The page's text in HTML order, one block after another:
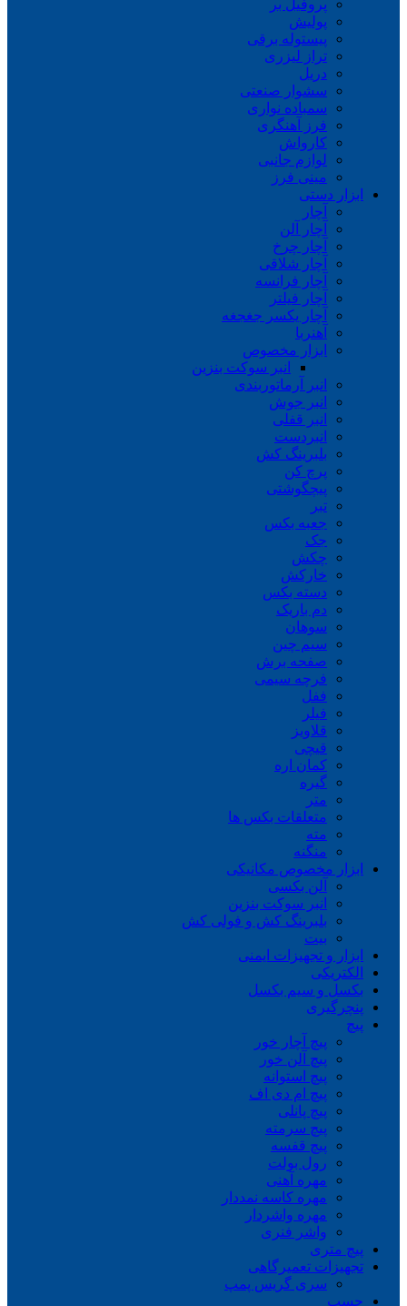
پروفیل بر
پولیش
پیستوله برقی
تراز لیزری
دریل
سشوار صنعتی
سمباده نواری
فرز آهنگری
کارواش
لوازم جانبی
مینی فرز
ابزار دستی
آچار
آچار آلن
آچار چرخ
آچار شلاقی
آچار فرانسه
آچار فیلتر
آچار یکسر جغجغه
آهنربا
ابزار مخصوص
انبر سوکت بنزین
انبر آرماتوربندی
انبر جوش
انبر قفلی
انبردست
بلبرینگ کش
پرچ کن
پیچگوشتی
تبر
جعبه بکس
جک
چکش
خارکش
دسته بکس
دم باریک
سوهان
سیم چین
صفحه برش
فرچه سیمی
ففل
فیلر
قلاویز
قیچی
کمان اره
گیره
متر
متعلقات بکس ها
مته
منگنه
ابزار مخصوص مکانیکی
آلن بکسی
انبر سوکت بنزین
بلبرینگ کش و فولی کش
بیت
ابزار و تجهیزات ایمنی
الکتریکی
بکسل و سیم بکسل
پنچرگیری
پیچ
پیچ آچار خور
پیچ آلن خور
پیچ استوانه
پیچ ام دی اف
پیچ پانلی
پیچ سرمته
پیچ قفسه
رول بولت
مهره آهنی
مهره کاسه نمددار
مهره واشردار
واشر فنری
پیچ متری
تجهیزات تعمیرگاهی
سری گریس پمپ
چسب